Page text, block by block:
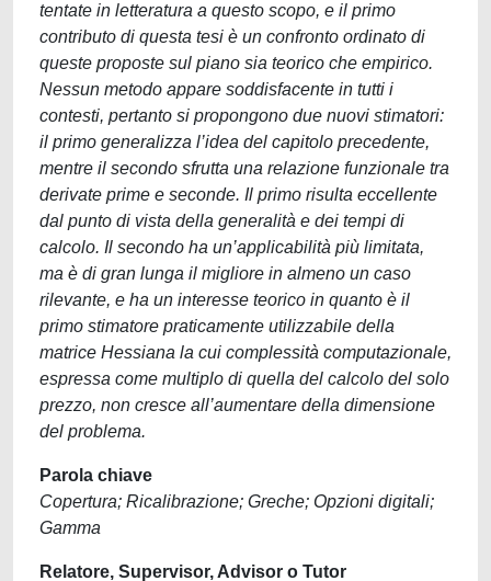
tentate in letteratura a questo scopo, e il primo
contributo di questa tesi è un confronto ordinato di
queste proposte sul piano sia teorico che empirico.
Nessun metodo appare soddisfacente in tutti i
contesti, pertanto si propongono due nuovi stimatori:
il primo generalizza l’idea del capitolo precedente,
mentre il secondo sfrutta una relazione funzionale tra
derivate prime e seconde. Il primo risulta eccellente
dal punto di vista della generalità e dei tempi di
calcolo. Il secondo ha un’applicabilità più limitata,
ma è di gran lunga il migliore in almeno un caso
rilevante, e ha un interesse teorico in quanto è il
primo stimatore praticamente utilizzabile della
matrice Hessiana la cui complessità computazionale,
espressa come multiplo di quella del calcolo del solo
prezzo, non cresce all’aumentare della dimensione
del problema.
Parola chiave
Copertura; Ricalibrazione; Greche; Opzioni digitali;
Gamma
Relatore, Supervisor, Advisor o Tutor